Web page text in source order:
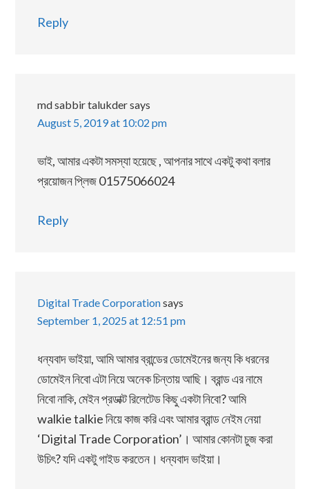
Reply
md sabbir talukdersays
August 5, 2019 at 10:02 pm
ভাই, আমার একটা সমস্যা হয়েছে , আপনার সাথে একটু কথা বলার
প্রয়োজন প্লিজ 01575066024
Reply
Digital Trade Corporationsays
September 1, 2025 at 12:51 pm
ধন্যবাদ ভাইয়া, আমি আমার ব্রান্ডের ডোমেইনের জন্য কি ধরনের
ডোমেইন নিবো এটা নিয়ে অনেক চিন্তায় আছি। ব্রান্ড এর নামে
নিবো নাকি, মেইন প্রডাক্ট রিলেটেড কিছু একটা নিবো? আমি
walkie talkie নিয়ে কাজ করি এবং আমার ব্রান্ড নেইম নেয়া
‘Digital Trade Corporation’। আমার কোনটা চুজ করা
উচিৎ? যদি একটু গাইড করতেন। ধন্যবাদ ভাইয়া।